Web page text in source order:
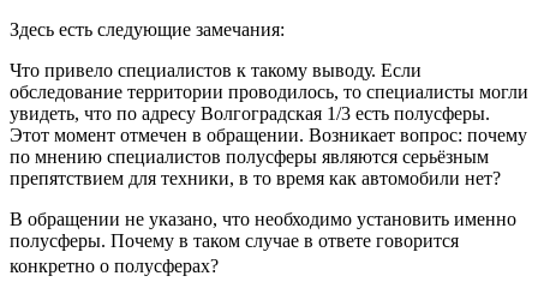
Здесь есть следующие замечания:
Что привело специалистов к такому выводу. Если
обследование территории проводилось, то специалисты могли
увидеть, что по адресу Волгоградская 1/3 есть полусферы.
Этот момент отмечен в обращении. Возникает вопрос: почему
по мнению специалистов полусферы являются серьёзным
препятствием для техники, в то время как автомобили нет?
В обращении не указано, что необходимо установить именно
полусферы. Почему в таком случае в ответе говорится
конкретно о полусферах?